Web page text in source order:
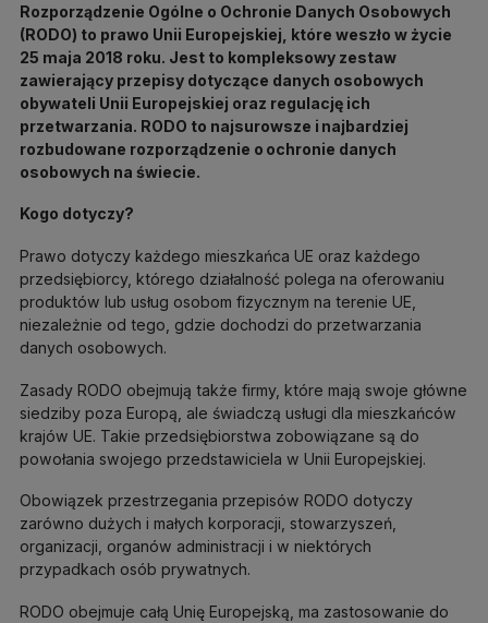
Rozporządzenie Ogólne o Ochronie Danych Osobowych
(RODO) to prawo Unii Europejskiej, które weszło w życie
25 maja 2018 roku. Jest to kompleksowy zestaw
zawierający przepisy dotyczące danych osobowych
obywateli Unii Europejskiej oraz regulację ich
przetwarzania. RODO to najsurowsze i najbardziej
rozbudowane rozporządzenie o ochronie danych
osobowych na świecie.
Kogo dotyczy?
Prawo dotyczy każdego mieszkańca UE oraz każdego
przedsiębiorcy, którego działalność polega na oferowaniu
produktów lub usług osobom fizycznym na terenie UE,
niezależnie od tego, gdzie dochodzi do przetwarzania
danych osobowych.
Zasady RODO obejmują także firmy, które mają swoje główne
siedziby poza Europą, ale świadczą usługi dla mieszkańców
krajów UE. Takie przedsiębiorstwa zobowiązane są do
powołania swojego przedstawiciela w Unii Europejskiej.
Obowiązek przestrzegania przepisów RODO dotyczy
zarówno dużych i małych korporacji, stowarzyszeń,
organizacji, organów administracji i w niektórych
przypadkach osób prywatnych.
RODO obejmuje całą Unię Europejską, ma zastosowanie do